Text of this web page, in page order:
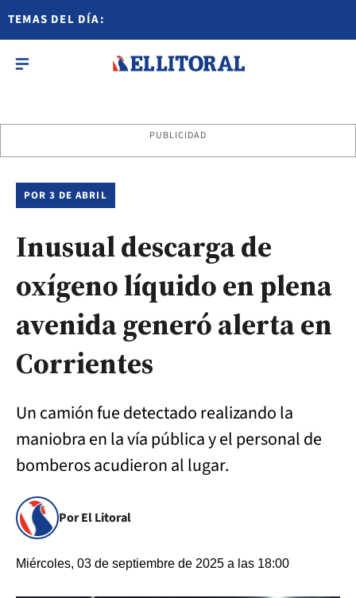
TEMAS DEL DÍA:
PUBLICIDAD
POR 3 DE ABRIL
Inusual descarga de
oxígeno líquido en plena
avenida generó alerta en
Corrientes
Un camión fue detectado realizando la
maniobra en la vía pública y el personal de
bomberos acudieron al lugar.
Por El Litoral
Miércoles, 03 de septiembre de 2025 a las 18:00